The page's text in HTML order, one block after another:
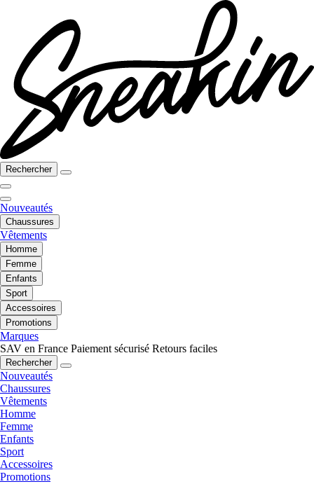
Rechercher
Nouveautés
Chaussures
Vêtements
Homme
Femme
Enfants
Sport
Accessoires
Promotions
Marques
SAV en France Paiement sécurisé Retours faciles
Rechercher
Nouveautés
Chaussures
Vêtements
Homme
Femme
Enfants
Sport
Accessoires
Promotions